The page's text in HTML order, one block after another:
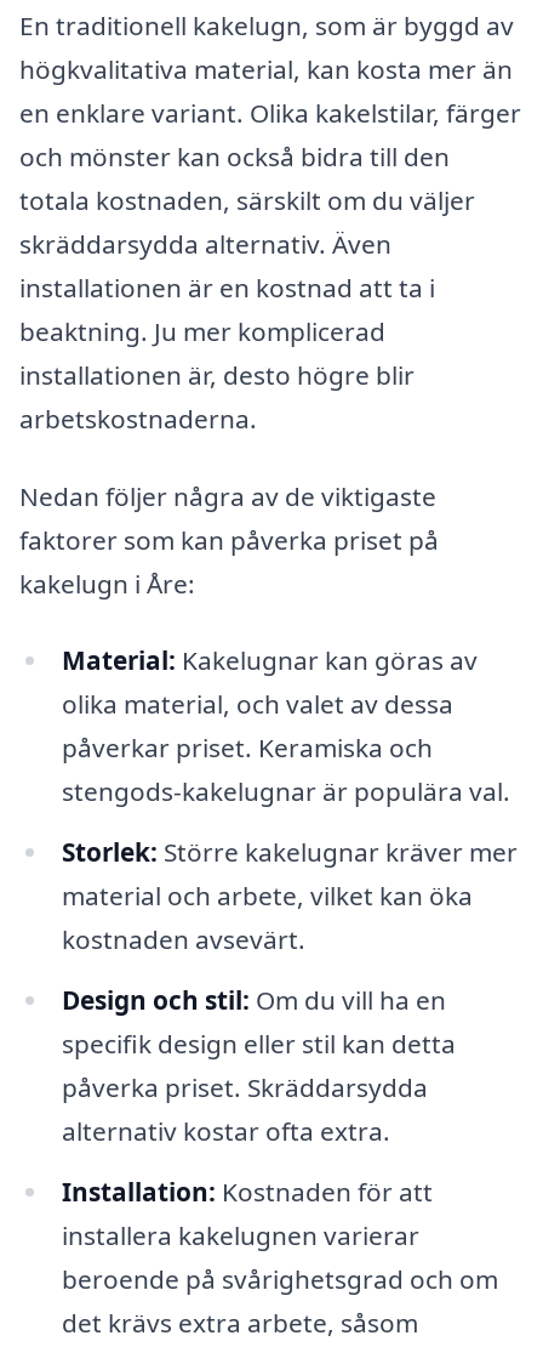
En traditionell kakelugn, som är byggd av
högkvalitativa material, kan kosta mer än
en enklare variant. Olika kakelstilar, färger
och mönster kan också bidra till den
totala kostnaden, särskilt om du väljer
skräddarsydda alternativ. Även
installationen är en kostnad att ta i
beaktning. Ju mer komplicerad
installationen är, desto högre blir
arbetskostnaderna.
Nedan följer några av de viktigaste
faktorer som kan påverka priset på
kakelugn i Åre:
Material: Kakelugnar kan göras av
olika material, och valet av dessa
påverkar priset. Keramiska och
stengods-kakelugnar är populära val.
Storlek: Större kakelugnar kräver mer
material och arbete, vilket kan öka
kostnaden avsevärt.
Design och stil: Om du vill ha en
specifik design eller stil kan detta
påverka priset. Skräddarsydda
alternativ kostar ofta extra.
Installation: Kostnaden för att
installera kakelugnen varierar
beroende på svårighetsgrad och om
det krävs extra arbete, såsom